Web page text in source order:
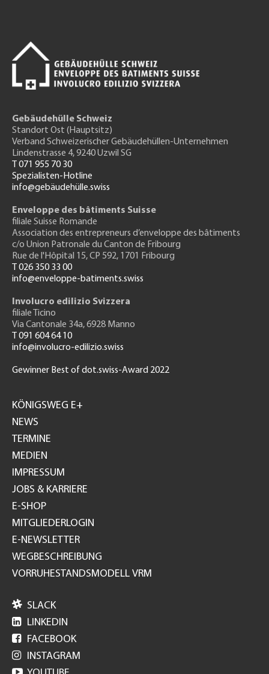
Gebäudehülle Schweiz
Standort Ost (Hauptsitz)
Verband Schweizerischer Gebäudehüllen-Unternehmen
Lindenstrasse 4, 9240 Uzwil SG
T 071 955 70 30
Spezialisten-Hotline
info@gebäudehülle.swiss
Enveloppe des bâtiments Suisse
filiale Suisse Romande
Association des entrepreneurs d’enveloppe des bâtiments
c/o Union Patronale du Canton de Fribourg
Rue de l'Hôpital 15, CP 592, 1701 Fribourg
T 026 350 33 00
info@enveloppe-batiments.swiss
Involucro edilizio Svizzera
filiale Ticino
Via Cantonale 34a, 6928 Manno
T 091 604 64 10
info@involucro-edilizio.swiss
Gewinner Best of dot.swiss-Award 2022
GH
KÖNIGSWEG E+
NEWS
TERMINE
MEDIEN
IMPRESSUM
JOBS & KARRIERE
E-SHOP
MITGLIEDERLOGIN
E-NEWSLETTER
WEGBESCHREIBUNG
VORRUHESTANDSMODELL VRM
 SLACK
 LINKEDIN
 FACEBOOK
 INSTAGRAM